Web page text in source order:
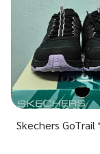
Skechers GoTrail